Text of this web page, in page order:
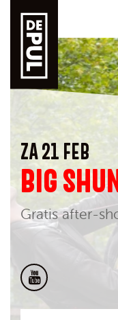
ZA 21 FEB
BIG
Gratis after-